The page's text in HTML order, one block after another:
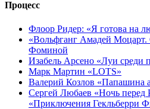
Процесс
Флоор Ридер: «Я готова на
«Вольфганг Амадей
Фоминой
Изабель Арсено «Луи среди
Марк Мартин «LOTS»
Валерий Козлов «Папашина
Сергей Любаев «Ночь перед
«Приключения Гекльберри